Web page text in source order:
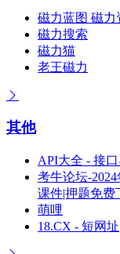
磁力蓝图 磁力
磁力搜索
磁力猫
老王磁力
其他
API大全 - 接
考牛论坛-
课件|押题免费
萌哩
18.CX - 短网址